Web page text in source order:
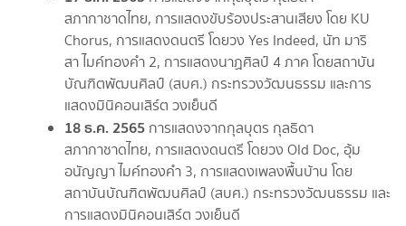
สภากาชาดไทย, การแสดงขับร้องประสานเสียง โดย KU
Chorus, การแสดงดนตรี โดยวง Yes Indeed, นัท มาริ
สา ไมค์ทองคำ 2, การแสดงนาฏศิลป์ 4 ภาค โดยสถาบัน
บัณฑิตพัฒนศิลป์ (สบศ.) กระทรวงวัฒนธรรม และการ
แสดงมินิคอนเสิร์ต วงเย็นดี
18 ธ.ค. 2565 การแสดงจากกุลบุตร กุลธิดา
สภากาชาดไทย, การแสดงดนตรี โดยวง Old Doc, อุ้ม
อนัญญา ไมค์ทองคำ 3, การแสดงเพลงพื้นบ้าน โดย
สถาบันบัณฑิตพัฒนศิลป์ (สบศ.) กระทรวงวัฒนธรรม และ
การแสดงมินิคอนเสิร์ต วงเย็นดี